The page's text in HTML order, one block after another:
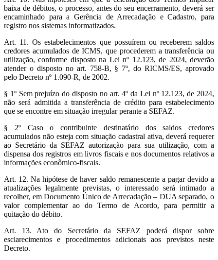
baixa de débitos, o processo, antes do seu encerramento, deverá ser
encaminhado para a Gerência de Arrecadação e Cadastro, para
registro nos sistemas informatizados.
Art. 11. Os estabelecimentos que possuírem ou receberem saldos
credores acumulados de ICMS, que procederem a transferência ou
utilização, conforme disposto na Lei nº 12.123, de 2024, deverão
atender o disposto no art. 758-B, § 7º, do RICMS/ES, aprovado
pelo Decreto nº 1.090-R, de 2002.
§ 1º Sem prejuízo do disposto no art. 4º da Lei nº 12.123, de 2024,
não será admitida a transferência de crédito para estabelecimento
que se encontre em situação irregular perante a SEFAZ.
§ 2º Caso o contribuinte destinatário dos saldos credores
acumulados não esteja com situação cadastral ativa, deverá requerer
ao Secretário da SEFAZ autorização para sua utilização, com a
dispensa dos registros em livros fiscais e nos documentos relativos a
informações econômico-fiscais.
Art. 12. Na hipótese de haver saldo remanescente a pagar devido a
atualizações legalmente previstas, o interessado será intimado a
recolher, em Documento Único de Arrecadação – DUA separado, o
valor complementar ao do Termo de Acordo, para permitir a
quitação do débito.
Art. 13. Ato do Secretário da SEFAZ poderá dispor sobre
esclarecimentos e procedimentos adicionais aos previstos neste
Decreto.